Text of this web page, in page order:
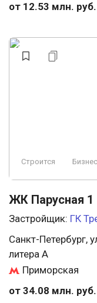
от 12.53 млн. руб.
Строится Бизнес
ЖК Парусная 1
Застройщик: ГК
Санкт-Петербург,
литера А
Приморская
от 34.08 млн. руб.